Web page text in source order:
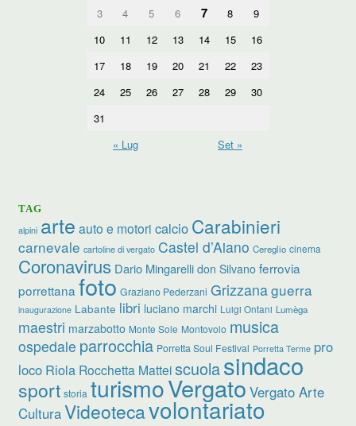
3
4 5 6 7 8
9
10
11 12 13 14 15
16
17
18 19 20 21 22
23
24
25 26 27 28 29
30
31
« Lug
Set »
TAG
alpini arte auto e motori calcio Carabinieri
carnevale cartoline di vergato Castel d’Aiano Cereglio cinema
Coronavirus Dario Mingarelli don Silvano ferrovia
porrettana foto Graziano Pederzani Grizzanaguerra
inaugurazione Labante libri luciano marchi Luigi Ontani Lumèga
maestri marzabotto Monte Sole Montovolo musica
ospedale parrocchia Porretta Soul Festival Porretta Terme pro
loco Riola Rocchetta Matteiscuolasindaco
sport storia turismoVergato Vergato Arte
CulturaVideotecavolontariato